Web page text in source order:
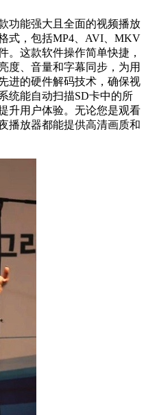
功能强大且全面的视频播放
式，包括MP4、AVI、MKV
。这款软件操作简单快捷，
度、音量和字幕同步，为用
进的硬件解码技术，确保视
统能自动扫描SD卡中的所
升用户体验。无论您是观看
播放器都能提供高清画质和